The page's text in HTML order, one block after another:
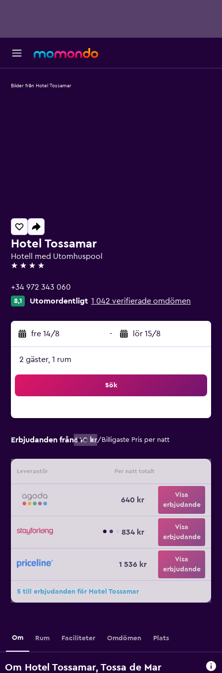
Hotel Tossamar
Hotell med Utomhuspool
4 stjärnor
+34 972 343 060
8,1 Utomordentligt 1 042 verifierade omdömen
fre 14/8 - lör 15/8
2 gäster, 1 rum
Sök
Erbjudanden från640 kr/ Billigaste Pris per natt
Leverantör Per natt totalt
640 kr
Visa
erbjudande
834 kr
Visa
erbjudande
1 536 kr
Visa
erbjudande
5 till erbjudanden för Hotel Tossamar
Bilder från Hotel Tossamar
Om Rum Faciliteter Omdömen Plats
Om Hotel Tossamar, Tossa de Mar